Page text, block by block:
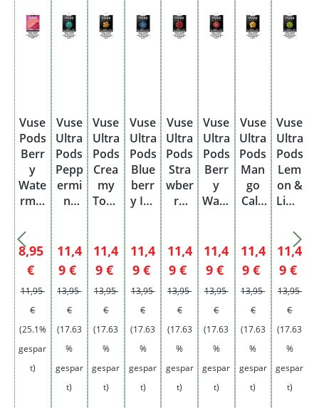
Vuse
Pods
Berr
y
Wate
rmel
20
mg
Einw
eg
Verkaufspreis:
8,95
€
Regulärer Preis:
11,95
€
(25.1%
gespar
t)
Vuse
Ultra
Pods
Pepp
ermi
nt
g
Verkaufspreis:
11,4
9 €
Regulärer Preis:
13,95
€
(17.63
%
gespar
t)
Vuse
Ultra
Pods
Crea
my
Toba
g
Verkaufspreis:
11,4
9 €
Regulärer Preis:
13,95
€
(17.63
%
gespar
t)
Vuse
Ultra
Pods
Blue
berr
y Ice
Verkaufspreis:
11,4
9 €
Regulärer Preis:
13,95
€
(17.63
%
gespar
t)
Vuse
Ultra
Pods
Stra
wber
ry
g
Verkaufspreis:
11,4
9 €
Regulärer Preis:
13,95
€
(17.63
%
gespar
t)
Vuse
Ultra
Pods
Berr
y
Wate
20m
g
Verkaufspreis:
11,4
9 €
Regulärer Preis:
13,95
€
(17.63
%
gespar
t)
Vuse
Ultra
Pods
Man
go
Cala
20m
g
11,4
9 €
Regulärer
13,95
€
(17.63
%
gespar
t)
Vuse
Ultra
Pods
Lem
on &
Lime
g
11,4
9 €
13,95
€
(17.63
%
gespar
t)